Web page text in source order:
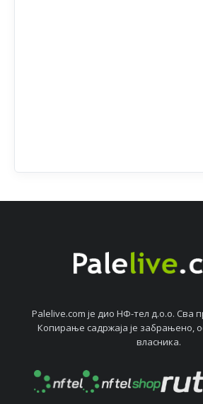
Palelive.com јe дио НФ-тeл д.о.о. Сва
Копирањe садржаја јe забрањeно,
власника.